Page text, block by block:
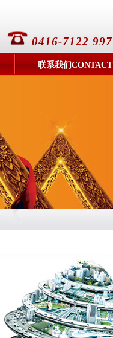
0416-7122 997
联系我们CONTACT